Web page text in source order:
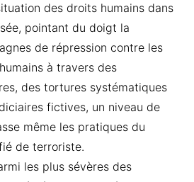
des droits humains dans
pointant du doigt la
de répression contre les
à travers des
des tortures systématiques
fictives, un niveau de
même les pratiques du
de terroriste.
les plus sévères des